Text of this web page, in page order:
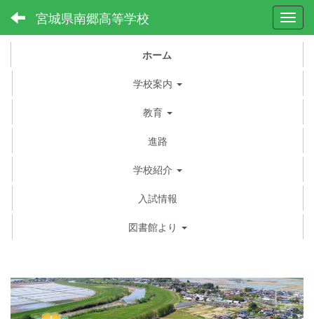
宮城県南郷高等学校
ホーム
学校案内
教育
進路
学校紹介
入試情報
図書館より